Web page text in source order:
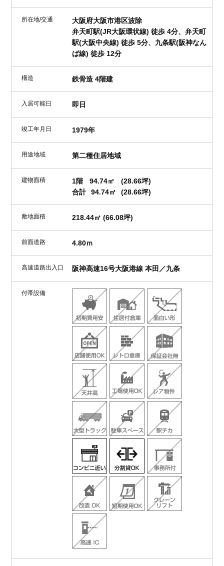
所在地/交通
大阪府大阪市港区波除
弁天町駅(JR大阪環状線) 徒歩 4分、弁天町
駅(大阪中央線) 徒歩 5分、九条駅(阪神なん
ば線) 徒歩 12分
構造 鉄骨造 4階建
入居可能日 即日
竣工年月日 1979年
用途地域 第二種住居地域
建物面積 1階 94.74㎡
(28.66坪)
合計
94.74㎡ (28.66坪)
敷地面積 218.44㎡ (66.08坪)
前面道路 4.80ｍ
高速道路出入口 阪神高速16号大阪港線 本田／九条
付帯設備